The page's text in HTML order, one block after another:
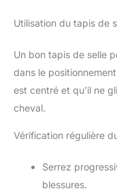
Utilisation du tapis de
Un bon tapis de selle
dans le
est centré et qu’il ne
cheval.
Vérification régulière
Serrez
blessures.